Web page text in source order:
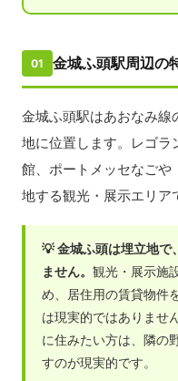
01 金城ふ頭駅周辺の
金城ふ頭駅はあおなみ線
地に位置します。レゴラ
館、ポートメッセなごや
地する観光・展示エリア
💡 金城ふ頭は埋立地で
ません。観光・展示施
め、居住用の賃貸物件
は現実的ではありませ
に住みたい方は、隣の
すのが現実的です。